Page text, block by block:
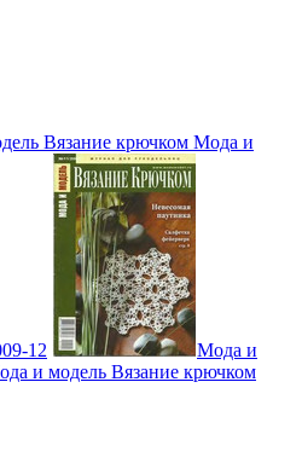
Вязание крючком Мода и
12
Мода и
и модель Вязание крючком